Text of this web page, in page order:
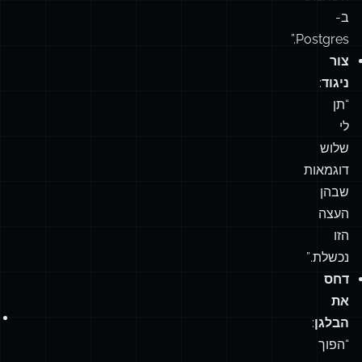
ב-
Postgres.”
צור
ניגוד:
“תן
לי
שלוש
דוגמאות
שבהן
העצה
הזו
נכשלת.”
דחס
את
הבלגן:
“הפוך